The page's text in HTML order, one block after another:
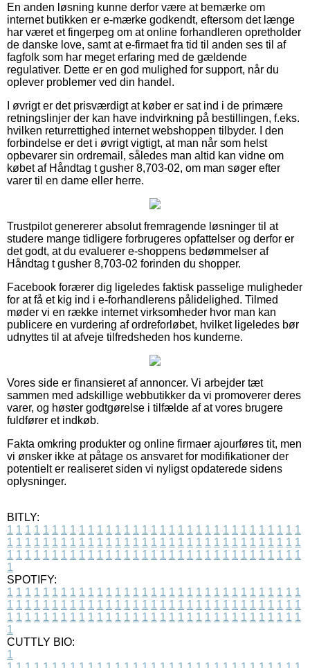
En anden løsning kunne derfor være at bemærke om
internet butikken er e-mærke godkendt, eftersom det længe
har været et fingerpeg om at online forhandleren opretholder
de danske love, samt at e-firmaet fra tid til anden ses til af
fagfolk som har meget erfaring med de gældende
regulativer. Dette er en god mulighed for support, når du
oplever problemer ved din handel.
I øvrigt er det prisværdigt at køber er sat ind i de primære
retningslinjer der kan have indvirkning på bestillingen, f.eks.
hvilken returrettighed internet webshoppen tilbyder. I den
forbindelse er det i øvrigt vigtigt, at man når som helst
opbevarer sin ordremail, således man altid kan vidne om
købet af Håndtag t gusher 8,703-02, om man søger efter
varer til en dame eller herre.
Trustpilot genererer absolut fremragende løsninger til at
studere mange tidligere forbrugeres opfattelser og derfor er
det godt, at du evaluerer e-shoppens bedømmelser af
Håndtag t gusher 8,703-02 forinden du shopper.
Facebook forærer dig ligeledes faktisk passelige muligheder
for at få et kig ind i e-forhandlerens pålidelighed. Tilmed
møder vi en række internet virksomheder hvor man kan
publicere en vurdering af ordreforløbet, hvilket ligeledes bør
udnyttes til at afveje tilfredsheden hos kunderne.
Vores side er finansieret af annoncer. Vi arbejder tæt
sammen med adskillige webbutikker da vi promoverer deres
varer, og høster godtgørelse i tilfælde af at vores brugere
fuldfører et indkøb.
Fakta omkring produkter og online firmaer ajourføres tit, men
vi ønsker ikke at påtage os ansvaret for modifikationer der
potentielt er realiseret siden vi nyligst opdaterede sidens
oplysninger.
BITLY:
1 1 1 1 1 1 1 1 1 1 1 1 1 1 1 1 1 1 1 1 1 1 1 1 1 1 1 1 1 1 1 1 1
1 1 1 1 1 1 1 1 1 1 1 1 1 1 1 1 1 1 1 1 1 1 1 1 1 1 1 1 1 1 1 1 1
1 1 1 1 1 1 1 1 1 1 1 1 1 1 1 1 1 1 1 1 1 1 1 1 1 1 1 1 1 1 1 1 1
1
SPOTIFY:
1 1 1 1 1 1 1 1 1 1 1 1 1 1 1 1 1 1 1 1 1 1 1 1 1 1 1 1 1 1 1 1 1
1 1 1 1 1 1 1 1 1 1 1 1 1 1 1 1 1 1 1 1 1 1 1 1 1 1 1 1 1 1 1 1 1
1 1 1 1 1 1 1 1 1 1 1 1 1 1 1 1 1 1 1 1 1 1 1 1 1 1 1 1 1 1 1 1 1
1
CUTTLY BIO:
1